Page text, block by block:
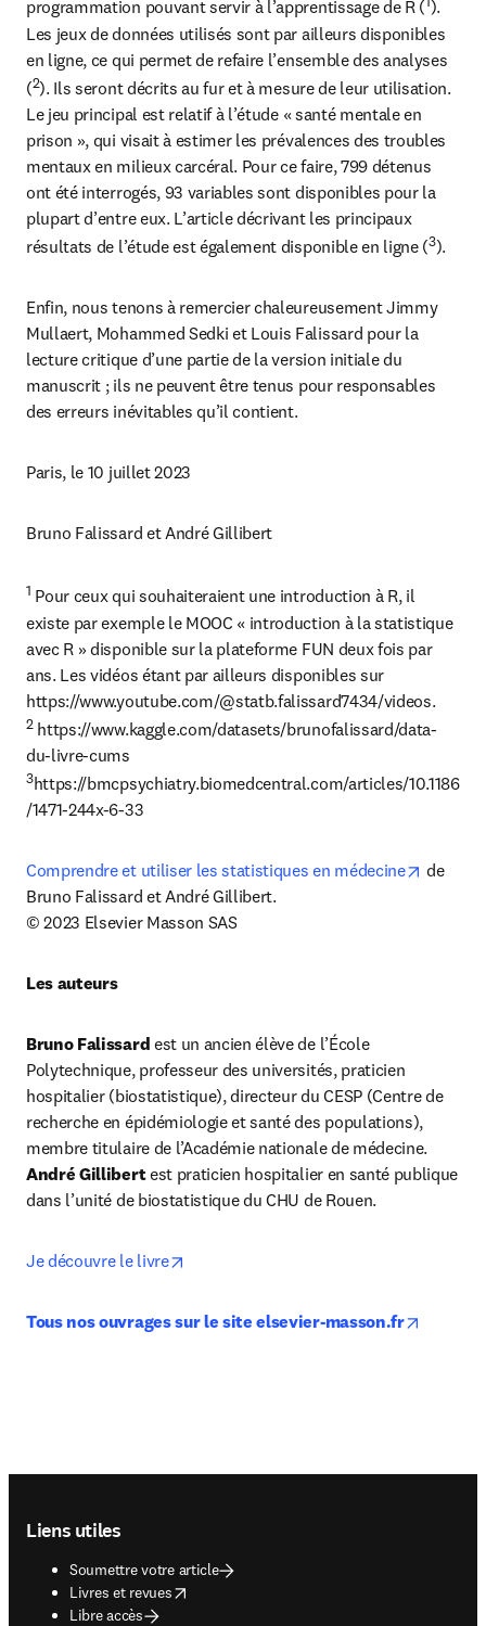
programmation pouvant servir à l’apprentissage de R ( ).
Les jeux de données utilisés sont par ailleurs disponibles
en ligne, ce qui permet de refaire l’ensemble des analyses
(2). Ils seront décrits au fur et à mesure de leur utilisation.
Le jeu principal est relatif à l’étude « santé mentale en
prison », qui visait à estimer les prévalences des troubles
mentaux en milieux carcéral. Pour ce faire, 799 détenus
ont été interrogés, 93 variables sont disponibles pour la
plupart d’entre eux. L’article décrivant les principaux
résultats de l’étude est également disponible en ligne (3).
Enfin, nous tenons à remercier chaleureusement Jimmy
Mullaert, Mohammed Sedki et Louis Falissard pour la
lecture critique d’une partie de la version initiale du
manuscrit ; ils ne peuvent être tenus pour responsables
des erreurs inévitables qu’il contient.
Paris, le 10 juillet 2023
Bruno Falissard et André Gillibert
1 Pour ceux qui souhaiteraient une introduction à R, il
existe par exemple le MOOC « introduction à la statistique
avec R » disponible sur la plateforme FUN deux fois par
ans. Les vidéos étant par ailleurs disponibles sur
2 https://www.kaggle.com/datasets/brunofalissard/data-
3https://bmcpsychiatry.biomedcentral.com/articles/10.1186
/1471-244x-6-33
Comprendre et utiliser les statistiques en médecine opens
de
Bruno Falissard et André Gillibert.
© 2023 Elsevier Masson SAS
Les auteurs
Bruno Falissard est un ancien élève de l’École
Polytechnique, professeur des universités, praticien
hospitalier (biostatistique), directeur du CESP (Centre de
recherche en épidémiologie et santé des populations),
André Gillibert est praticien hospitalier en santé publique
dans l’unité de biostatistique du CHU de Rouen.
Je découvre le livre
Tous nos ouvrages sur le site elsevier-masson.fr
Liens utiles
Soumettre votre article
Livres et revues
opens in new tab/window
Libre accès